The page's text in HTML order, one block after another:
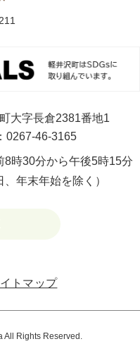
大字長倉2381番地1
0267-46-3165
8時30分から午後5時15分
、年末年始を除く）
トマップ
All Rights Reserved.